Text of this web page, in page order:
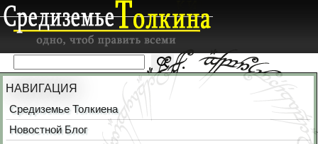
НАВИГАЦИЯ
Средиземье Толкиена
Новостной Блог